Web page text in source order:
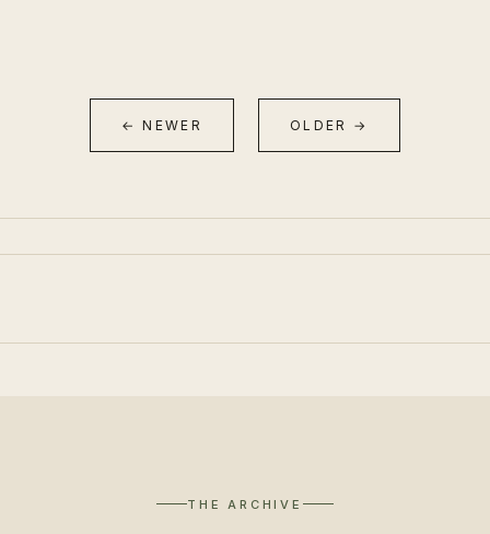
← NEWER OLDER →
THE ARCHIVE